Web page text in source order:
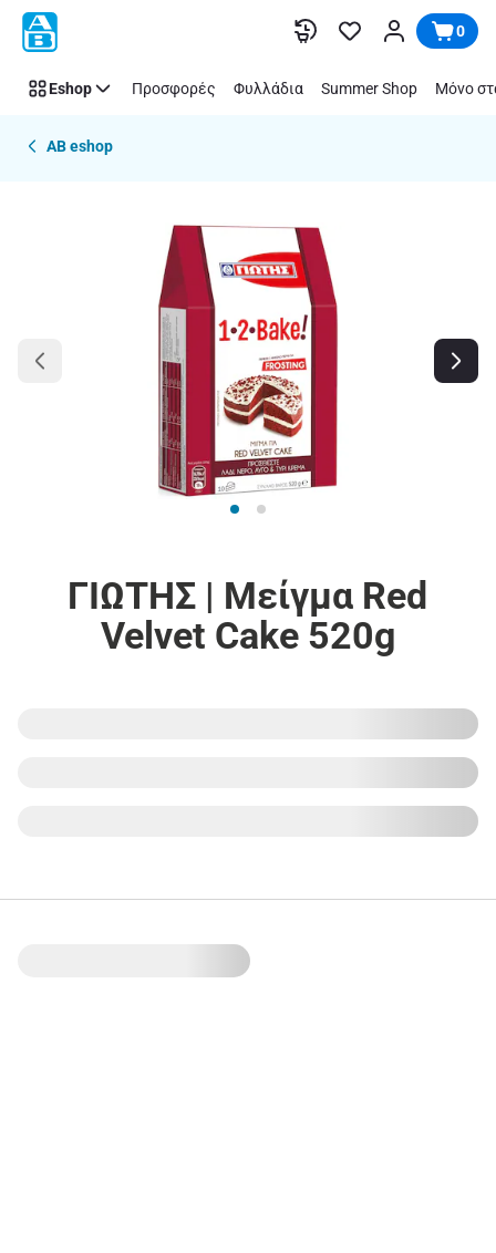
Παράλειψη 0
Eshop Προσφορές Φυλλάδια Summer Shop Μόνο
AB eshop
ΓΙΩΤΗΣ | Μείγμα Red
Velvet Cake 520g